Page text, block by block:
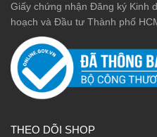
Giấy chứng nhận Đăng ký Kinh
hoạch và Đầu tư Thành phố
THEO DÕI SHOP